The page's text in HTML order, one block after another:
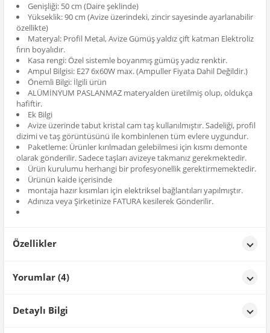
Genişliği: 50 cm (Daire şeklinde)
Yükseklik: 90 cm (Avize üzerindeki, zincir sayesinde ayarlanabilir
özellikte)
Materyal: Profil Metal, Avize Gümüş yaldız çift katman Elektroliz
fırın boyalıdır.
Kasa rengi: Özel sistemle boyanmış gümüş yadız renktir.
Ampul Bilgisi: E27 6x60W max. (Ampuller Fiyata Dahil Değildir.)
Önemli Bilgi: İlgili ürün
ALÜMİNYUM PASLANMAZ materyalden üretilmiş olup, oldukça
hafiftir.
Ek Bilgi
Avize üzerinde tabut kristal cam taş kullanılmıştır. Sadeliği, profil
dizimi ve taş görüntüsünü ile kombinlenen tüm evlere uygundur.
Paketleme: Ürünler kırılmadan gelebilmesi için kısmı demonte
olarak gönderilir. Sadece taşları avizeye takmanız gerekmektedir.
Ürün kurulumu herhangi bir profesyonellik gerektirmemektedir.
Ürünün kaide içerisinde
montaja hazır kısımları için elektriksel bağlantıları yapılmıştır.
Adınıza veya Şirketinize FATURA kesilerek Gönderilir.
Özellikler
Yorumlar (4)
Detaylı Bilgi